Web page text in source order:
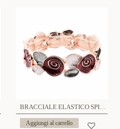
BRACCIALE ELASTICO SPIRALE SMALTATA - SW2488A805
Aggiungi al carrello